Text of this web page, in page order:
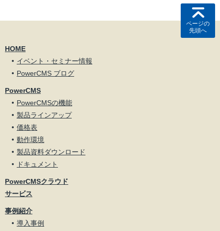
ページの
先頭へ
HOME
イベント・セミナー情報
PowerCMS ブログ
PowerCMS
PowerCMSの機能
製品ラインアップ
価格表
動作環境
製品資料ダウンロード
ドキュメント
PowerCMSクラウド
サービス
事例紹介
導入事例